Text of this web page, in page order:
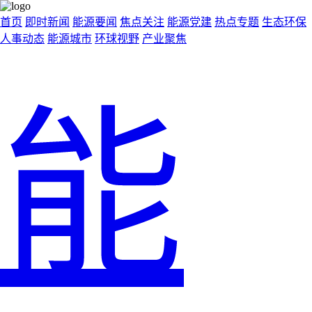
首页 即时新闻 能源要闻 焦点关注 能源党建 热点专题 生态环保
人事动态 能源城市 环球视野 产业聚焦
能